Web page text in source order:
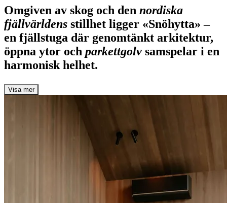
Omgiven av skog och den nordiska
fjällvärldens stillhet ligger «Snöhytta»–
en fjällstuga där genomtänkt arkitektur,
öppna ytor och parkettgolv samspelar i en
harmonisk helhet.
Visa mer